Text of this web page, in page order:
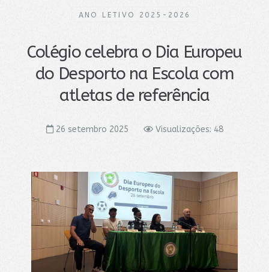
ANO LETIVO 2025-2026
Colégio celebra o Dia Europeu
do Desporto na Escola com
atletas de referência
26 setembro 2025 Visualizações: 48